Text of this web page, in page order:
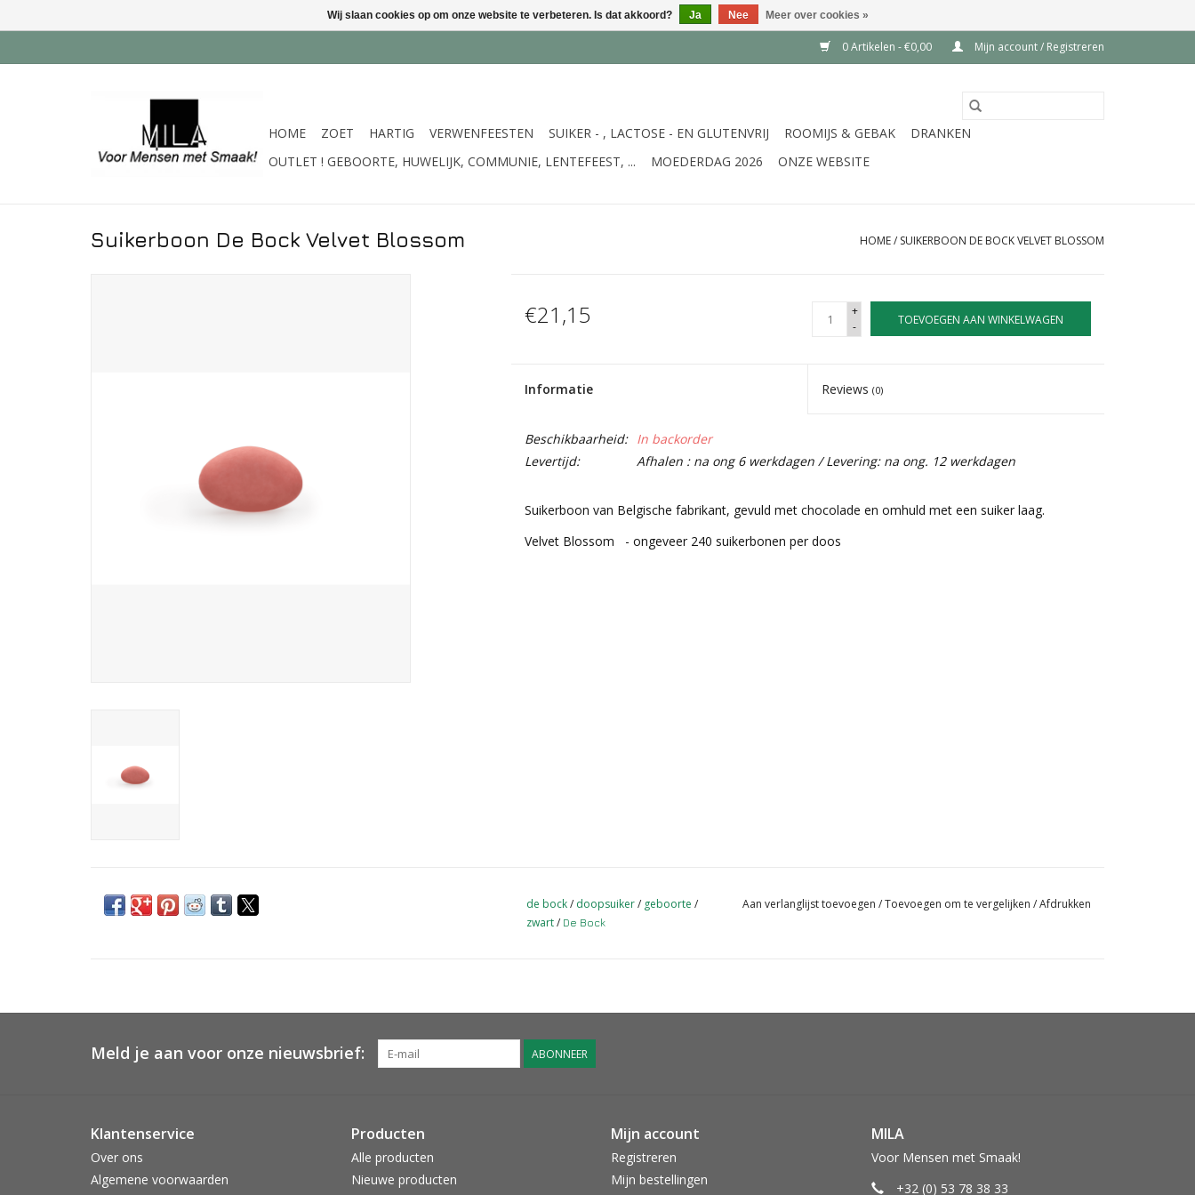
0 Artikelen - €0,00 Mijn account / Registreren
HOME ZOET HARTIG VERWENFEESTEN SUIKER - , LACTOSE - EN GLUTENVRIJ ROOMIJS & GEBAK
DRANKEN
OUTLET ! GEBOORTE, HUWELIJK, COMMUNIE, LENTEFEEST, ...
MOEDERDAG 2026 ONZE WEBSITE
Suikerboon De Bock Velvet Blossom HOME/ SUIKERBOON DE BOCK VELVET BLOSSOM
€21,15
+
-
TOEVOEGEN AAN WINKELWAGEN
Informatie Reviews(0)
Beschikbaarheid:
In backorder
Levertijd:
Afhalen : na ong 6 werkdagen / Levering: na ong. 12 werkdagen
Suikerboon van Belgische fabrikant, gevuld met chocolade en omhuld met een suiker laag.
Velvet Blossom - ongeveer 240 suikerbonen per doos
de bock/ doopsuiker/ geboorte /
zwart/ De Bock
Aan verlanglijst toevoegen /Toevoegen om te vergelijken /Afdrukken
Meld je aan voor onze nieuwsbrief: ABONNEER
Klantenservice
Over ons
Algemene voorwaarden
Producten
Alle producten
Nieuwe producten
Mijn account
Registreren
Mijn bestellingen
MILA
Voor Mensen met Smaak!
+32 (0) 53 78 38 33
Wij slaan cookies op om onze website te verbeteren. Is dat akkoord? Ja Nee Meer over cookies »